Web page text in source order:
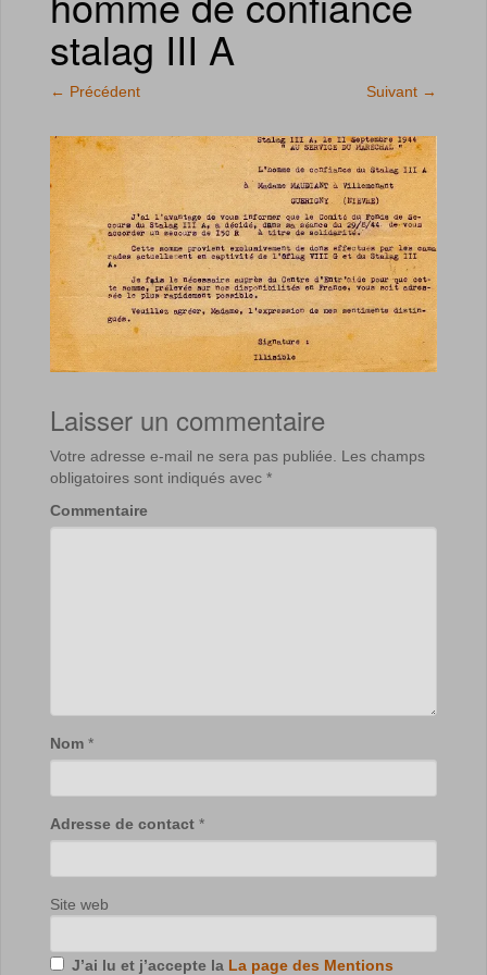
stalag III A
← Précédent Suivant →
Laisser un commentaire
Votre adresse e-mail ne sera pas publiée.
Les champs
obligatoires sont indiqués avec *
Commentaire
Nom *
Adresse de contact *
Site web
J’ai lu et j’accepte la La page des Mentions